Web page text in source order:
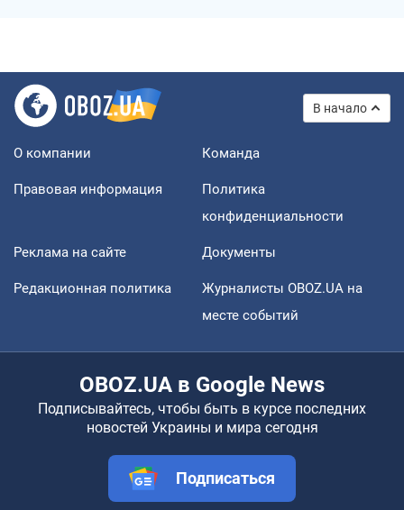
В начало
О компании Команда
Правовая информация
Политика
конфиденциальности
Реклама на сайте Документы
Редакционная политика
Журналисты OBOZ.UA на
месте событий
OBOZ.UA в Google News
Подписывайтесь, чтобы быть в курсе последних
новостей Украины и мира сегодня
Подписаться